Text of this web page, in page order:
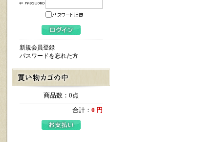
新規会員登録
パスワードを忘れた方
商品数：0点
合計： 0 円